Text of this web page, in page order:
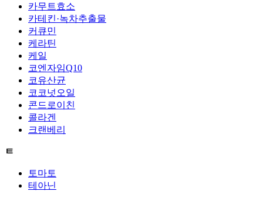
카무트효소
카테킨·녹차추출물
커큐민
케라틴
케일
코엔자임Q10
코유산균
코코넛오일
콘드로이친
콜라겐
크랜베리
ㅌ
토마토
테아닌